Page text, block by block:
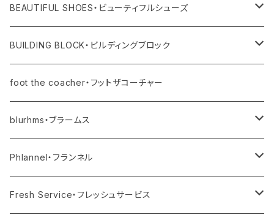
バングル
リング
レディス
ユニセックス・メンズ
その他
レディス
ユニセックス・メンズ
バッグ
その他
BEAUTIFUL SHOES・ビューティフルシューズ
シューズ
BUILDING BLOCK・ビルディングブロック
バッグ
その他
foot the coacher・フットザコーチャー
blurhms・ブラームス
アウター
トップス
Phlannel・フランネル
アウター
Fresh Service・フレッシュサービス